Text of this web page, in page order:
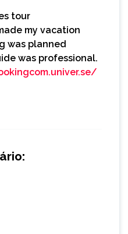
tour
my vacation
was planned
was professional.